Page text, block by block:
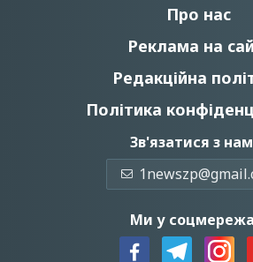
Про нас
Реклама на
Редакційна
Політика
Зв'язатися з
Ми у